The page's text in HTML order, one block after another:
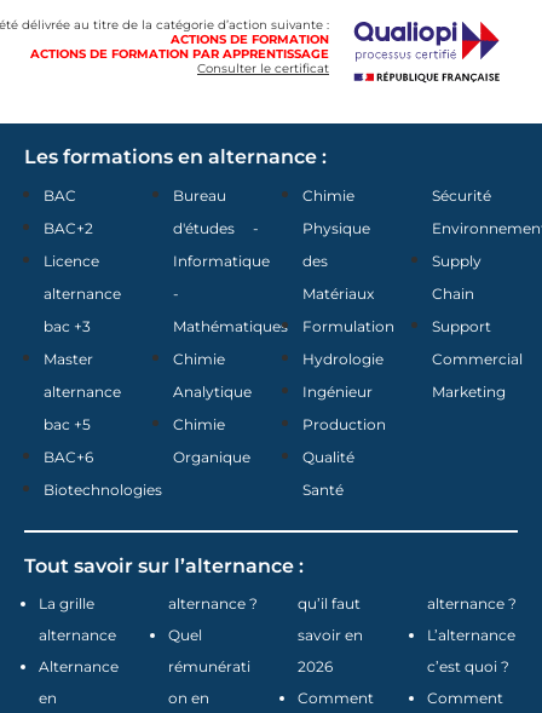
délivrée au titre de la catégorie d’action suivante :
ACTIONS DE FORMATION
ACTIONS DE FORMATION PAR APPRENTISSAGE
Consulter le certificat
Les formations en alternance :
BAC
BAC+2
Licence
alternance
bac +3
Master
alternance
bac +5
BAC+6
Biotechnologies
Bureau
d'études -
Informatique
-
Mathématiques
Chimie
Analytique
Chimie
Organique
Chimie
Physique
des
Matériaux
Formulation
Hydrologie
Ingénieur
Production
Qualité
Santé
Sécurité
Supply
Chain
Support
Commercial
Marketing
Tout savoir sur l’alternance :
La grille
alternance
Alternance
en
alternance ?
Quel
rémunérati
on en
qu’il faut
savoir en
2026
Comment
alternance ?
L’alternance
c’est quoi ?
Comment